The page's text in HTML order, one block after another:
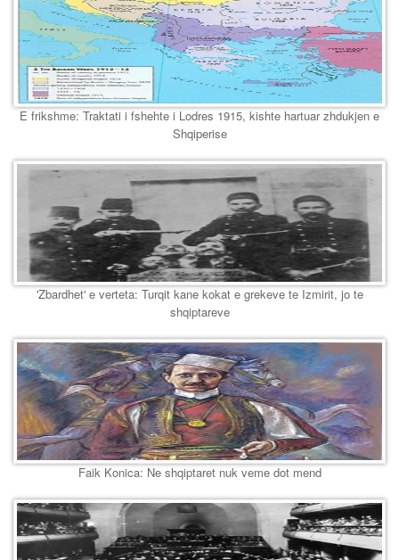
E frikshme: Traktati i fshehte i Lodres 1915, kishte hartuar zhdukjen e
Shqiperise
'Zbardhet' e verteta: Turqit kane kokat e grekeve te Izmirit, jo te
shqiptareve
Faik Konica: Ne shqiptaret nuk veme dot mend